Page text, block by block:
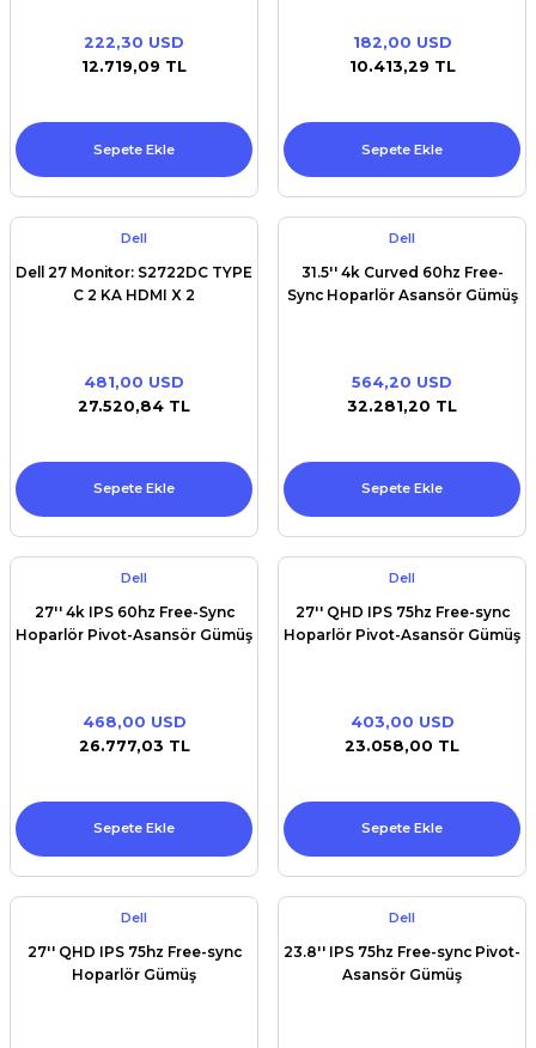
222,30 USD
12.719,09 TL
Sepete Ekle
182,00 USD
10.413,29 TL
Sepete Ekle
Dell
Dell 27 Monitor: S2722DC TYPE
C 2 KA HDMI X 2
481,00 USD
27.520,84 TL
Sepete Ekle
Dell
31.5'' 4k Curved 60hz Free-
Sync Hoparlör Asansör Gümüş
564,20 USD
32.281,20 TL
Sepete Ekle
Dell
27'' 4k IPS 60hz Free-Sync
Hoparlör Pivot-Asansör Gümüş
468,00 USD
26.777,03 TL
Sepete Ekle
Dell
27'' QHD IPS 75hz Free-sync
Hoparlör Pivot-Asansör Gümüş
403,00 USD
23.058,00 TL
Sepete Ekle
Dell
27'' QHD IPS 75hz Free-sync
Hoparlör Gümüş
Dell
23.8'' IPS 75hz Free-sync Pivot-
Asansör Gümüş